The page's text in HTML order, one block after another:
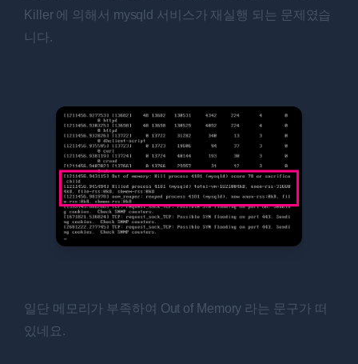
Killer 에 의해서 mysqld 서비스가 재실행 되는 문제였습
니다.
일단 메모리가 부족하여 Out of Memory 라는 문구가 떠
있네요.